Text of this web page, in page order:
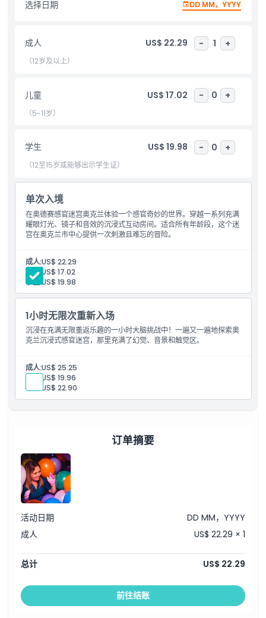
到达，是游客和本地人必访的地点。如果你在寻找集娱乐、创意和感
亮点
包含项
排除项
不适合
营业时间
需要了解的事项
位置
如何兑换
着装要求
取消政策
选择日期 DD MM，YYYY
成人 US$ 22.29 - 1 +
（12岁及以上）
儿童 US$ 17.02 - 0 +
（5-11岁）
学生 US$ 19.98 - 0 +
（12至15岁或能够出示学生证）
单次入境
在奥德赛感官迷宫奥克兰体验一个感官奇妙的世界。穿越一系列充满
耀眼灯光、镜子和音效的沉浸式互动房间。适合所有年龄段，这个迷
宫在奥克兰市中心提供一次刺激且难忘的冒险。
成人:US$ 22.29
儿童: US$ 17.02
学生: US$ 19.98
1小时无限次重新入场
沉浸在充满无限重返乐趣的一小时大脑挑战中！一遍又一遍地探索奥
克兰沉浸式感官迷宫，那里充满了幻觉、音景和触觉区。
成人:US$ 25.25
儿童: US$ 19.96
学生: US$ 22.90
订单摘要
活动日期
DD MM，YYYY
成人
US$ 22.29 × 1
总计 US$ 22.29
前往结账